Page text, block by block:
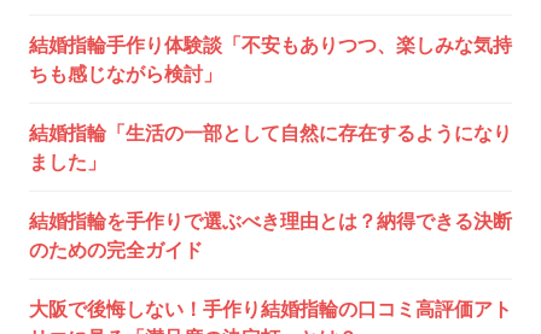
結婚指輪手作り体験談「不安もありつつ、楽しみな気持
ちも感じながら検討」
結婚指輪「生活の一部として自然に存在するようになり
ました」
結婚指輪を手作りで選ぶべき理由とは？納得できる決断
のための完全ガイド
大阪で後悔しない！手作り結婚指輪の口コミ高評価アト